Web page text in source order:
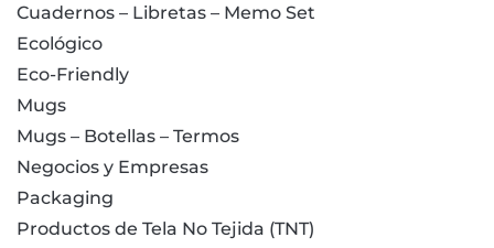
Cuadernos – Libretas – Memo Set
Ecológico
Eco-Friendly
Mugs
Mugs – Botellas – Termos
Negocios y Empresas
Packaging
Productos de Tela No Tejida (TNT)